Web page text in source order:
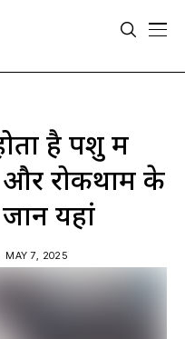
है पशु में
और रोकथाम के
यहां
MAY 7, 2025